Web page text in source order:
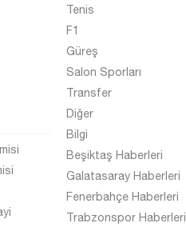
Tenis
F1
Güreş
Salon Sporları
Transfer
Diğer
Bilgi
Beşiktaş Haberleri
Galatasaray Haberleri
Fenerbahçe Haberleri
Trabzonspor Haberleri